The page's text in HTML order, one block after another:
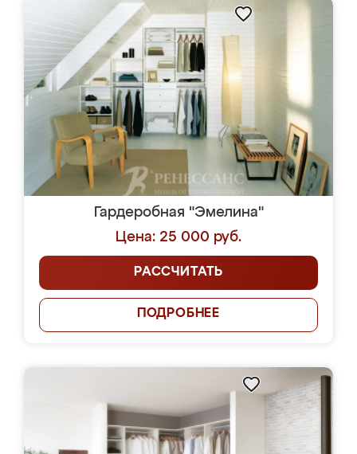
Гардеробная "Эмелина"
Цена: 25 000 руб.
РАССЧИТАТЬ
ПОДРОБНЕЕ